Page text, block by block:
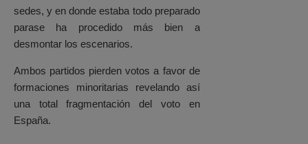
sedes, y en donde estaba todo preparado
parase ha procedido más bien a
desmontar los escenarios.
Ambos partidos pierden votos a favor de
formaciones minoritarias revelando así
una total fragmentación del voto en
España.